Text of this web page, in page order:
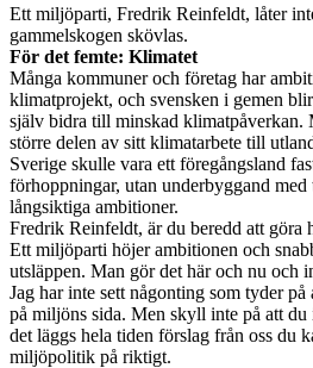
Ett miljöparti, Fredrik Reinfeldt, låter
gammelskogen skövlas.
För det femte: Klimatet
Många kommuner och företag har
klimatprojekt, och svensken i gemen
själv bidra till minskad klimatpåverkan.
större delen av sitt klimatarbete till
Sverige skulle vara ett föregångsland
förhoppningar, utan underbyggand
långsiktiga ambitioner.
Fredrik Reinfeldt, är du beredd att göra
Ett miljöparti höjer ambitionen och
utsläppen. Man gör det här och nu och
Jag har inte sett någonting som tyder
på miljöns sida. Men skyll inte på att
det läggs hela tiden förslag från oss du
miljöpolitik på riktigt.